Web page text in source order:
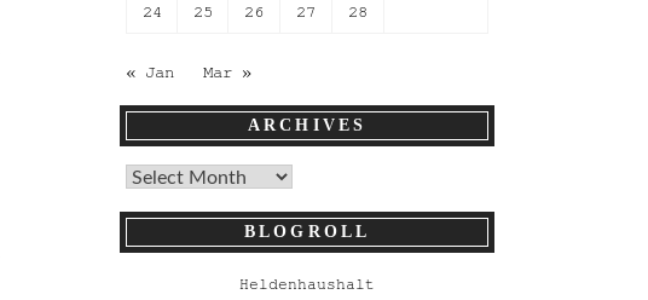
24 25 26 27 28
« Jan Mar »
ARCHIVES
BLOGROLL
Heldenhaushalt